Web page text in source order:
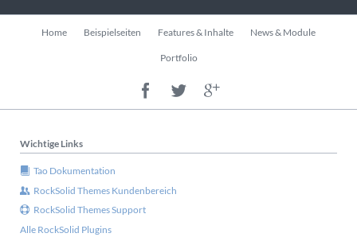
Navigation
Home Beispielseiten Features & Inhalte News & Module
Portfolio
Wichtige Links
Tao Dokumentation
RockSolid Themes Kundenbereich
RockSolid Themes Support
Alle RockSolid Plugins